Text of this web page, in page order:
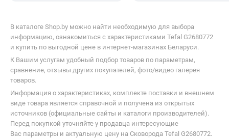
В каталоге Shop.by можно найти необходимую для выбора
информацию, ознакомиться с характеристиками Tefal G2680772
и купить по выгодной цене в интернет-магазинах Беларуси.
К Вашим услугам удобный подбор товаров по параметрам,
сравнение, отзывы других покупателей, фото/видео галерея
товаров.
Информация о характеристиках, комплекте поставки и внешнем
виде товара является справочной и получена из открытых
источников (официальные сайты и каталоги производителей).
Перед покупкой уточняйте у продавца интересующие
Вас параметры и актуальную цену на Сковорода Tefal G2680772.